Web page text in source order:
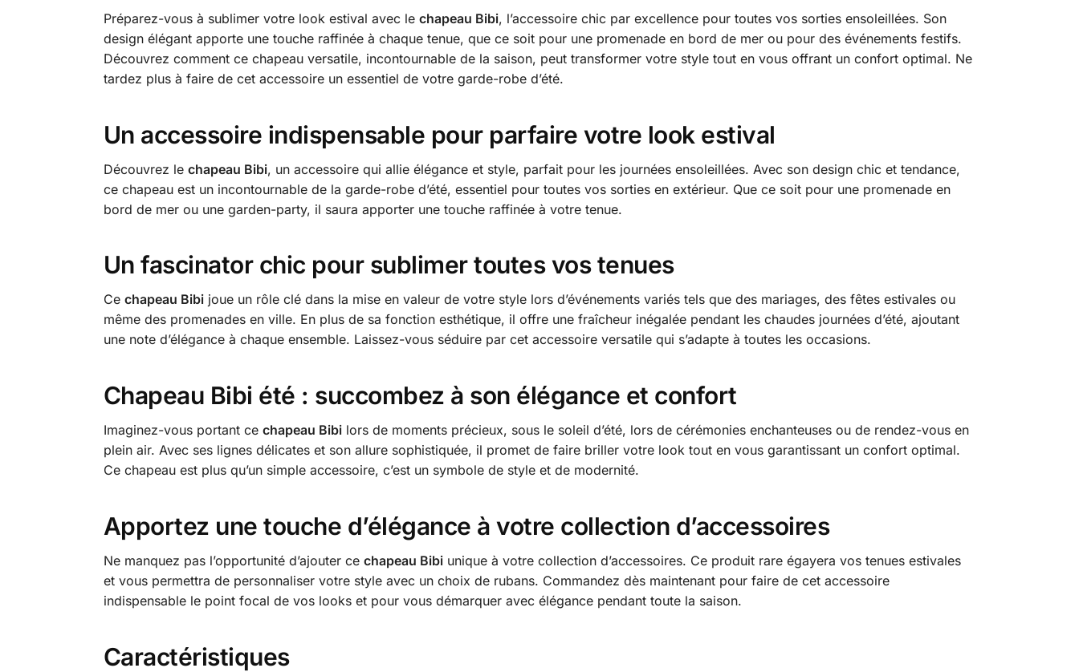
Préparez-vous à sublimer votre look estival avec le chapeau Bibi, l’accessoire chic par excellence pour toutes vos sorties ensoleillées. Son
design élégant apporte une touche raffinée à chaque tenue, que ce soit pour une promenade en bord de mer ou pour des événements festifs.
Découvrez comment ce chapeau versatile, incontournable de la saison, peut transformer votre style tout en vous offrant un confort optimal. Ne
tardez plus à faire de cet accessoire un essentiel de votre garde-robe d’été.
Un accessoire indispensable pour parfaire votre look estival
Découvrez le chapeau Bibi, un accessoire qui allie élégance et style, parfait pour les journées ensoleillées. Avec son design chic et tendance,
ce chapeau est un incontournable de la garde-robe d’été, essentiel pour toutes vos sorties en extérieur. Que ce soit pour une promenade en
bord de mer ou une garden-party, il saura apporter une touche raffinée à votre tenue.
Un fascinator chic pour sublimer toutes vos tenues
Ce chapeau Bibijoue un rôle clé dans la mise en valeur de votre style lors d’événements variés tels que des mariages, des fêtes estivales ou
même des promenades en ville. En plus de sa fonction esthétique, il offre une fraîcheur inégalée pendant les chaudes journées d’été, ajoutant
une note d’élégance à chaque ensemble. Laissez-vous séduire par cet accessoire versatile qui s’adapte à toutes les occasions.
Chapeau Bibi été : succombez à son élégance et confort
Imaginez-vous portant ce chapeau Bibilors de moments précieux, sous le soleil d’été, lors de cérémonies enchanteuses ou de rendez-vous en
plein air. Avec ses lignes délicates et son allure sophistiquée, il promet de faire briller votre look tout en vous garantissant un confort optimal.
Ce chapeau est plus qu’un simple accessoire, c’est un symbole de style et de modernité.
Apportez une touche d’élégance à votre collection d’accessoires
Ne manquez pas l’opportunité d’ajouter ce chapeau Bibiunique à votre collection d’accessoires. Ce produit rare égayera vos tenues estivales
et vous permettra de personnaliser votre style avec un choix de rubans. Commandez dès maintenant pour faire de cet accessoire
indispensable le point focal de vos looks et pour vous démarquer avec élégance pendant toute la saison.
Caractéristiques